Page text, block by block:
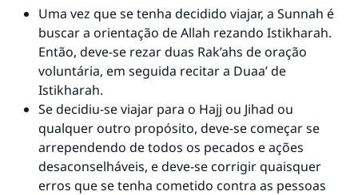
Uma vez que se tenha decidido viajar, a Sunnah é
buscar a orientação de Allah rezando Istikharah.
Então, deve-se rezar duas Rak’ahs de oração
voluntária, em seguida recitar a Duaa’ de
Istikharah.
Se decidiu-se viajar para o Hajj ou Jihad ou
qualquer outro propósito, deve-se começar se
arrependendo de todos os pecados e ações
desaconselháveis, e deve-se corrigir quaisquer
erros que se tenha cometido contra as pessoas